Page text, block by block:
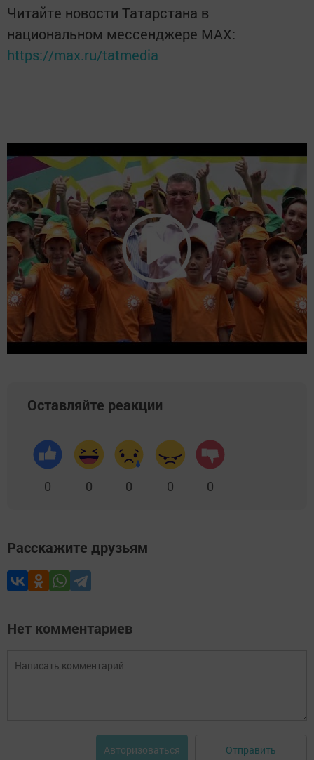
Читайте новости Татарстана в
национальном мессенджере MАХ:
https://max.ru/tatmedia
Оставляйте реакции
0 0 0 0 0
Расскажите друзьям
Нет комментариев
Авторизоваться Отправить